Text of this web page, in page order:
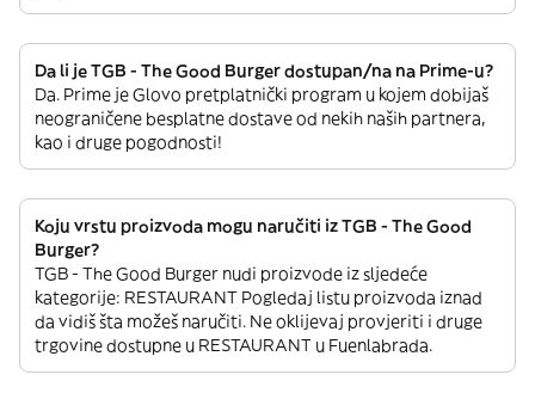
Da li je TGB - The Good Burger dostupan/na na Prime-u?
Da. Prime je Glovo pretplatnički program u kojem dobijaš
neograničene besplatne dostave od nekih naših partnera,
kao i druge pogodnosti!
Koju vrstu proizvoda mogu naručiti iz TGB - The Good
Burger?
TGB - The Good Burger nudi proizvode iz sljedeće
kategorije: RESTAURANT Pogledaj listu proizvoda iznad
da vidiš šta možeš naručiti. Ne oklijevaj provjeriti i druge
trgovine dostupne u RESTAURANT u Fuenlabrada.